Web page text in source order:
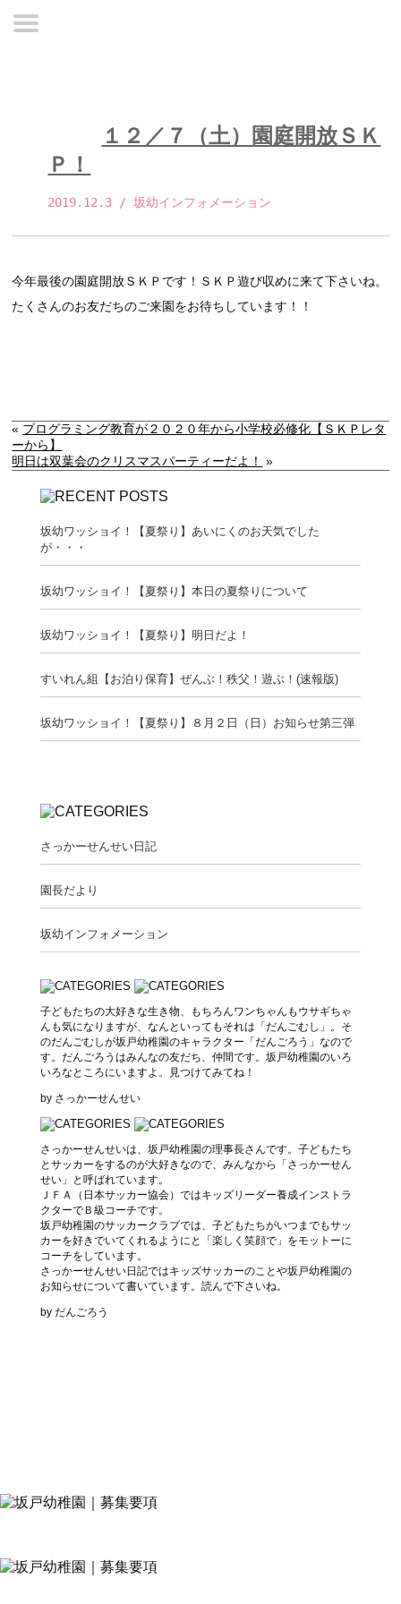
１２／７（土）園庭開放ＳＫ
Ｐ！
2019.12.3 / 坂幼インフォメーション
今年最後の園庭開放ＳＫＰです！ＳＫＰ遊び収めに来て下さいね。
たくさんのお友だちのご来園をお待ちしています！！
« プログラミング教育が２０２０年から小学校必修化【ＳＫＰレタ
ーから】
明日は双葉会のクリスマスパーティーだよ！
»
坂幼ワッショイ！【夏祭り】あいにくのお天気でした
が・・・
坂幼ワッショイ！【夏祭り】本日の夏祭りについて
坂幼ワッショイ！【夏祭り】明日だよ！
すいれん組【お泊り保育】ぜんぶ！秩父！遊ぶ！(速報版)
坂幼ワッショイ！【夏祭り】８月２日（日）お知らせ第三弾
さっかーせんせい日記
園長だより
坂幼インフォメーション
子どもたちの大好きな生き物、もちろんワンちゃんもウサギちゃ
んも気になりますが、なんといってもそれは「だんごむし」。そ
のだんごむしが坂戸幼稚園のキャラクター「だんごろう」なので
す。だんごろうはみんなの友だち、仲間です。坂戸幼稚園のいろ
いろなところにいますよ。見つけてみてね！
by さっかーせんせい
さっかーせんせいは、坂戸幼稚園の理事長さんです。子どもたち
とサッカーをするのが大好きなので、みんなから「さっかーせん
せい」と呼ばれています。
ＪＦＡ（日本サッカー協会）ではキッズリーダー養成インストラ
クターでＢ級コーチです。
坂戸幼稚園のサッカークラブでは、子どもたちがいつまでもサッ
カーを好きでいてくれるようにと「楽しく笑顔で」をモットーに
コーチをしています。
さっかーせんせい日記ではキッズサッカーのことや坂戸幼稚園の
お知らせについて書いています。読んで下さいね。
by だんごろう